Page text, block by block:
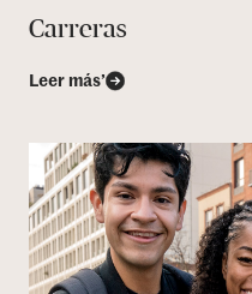
Carreras
Leer más’